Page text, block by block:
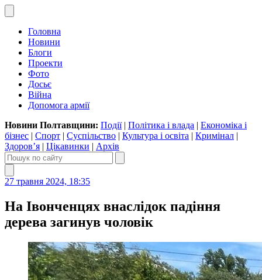
Головна
Новини
Блоги
Проекти
Фото
Досьє
Війна
Допомога армії
Новини Полтавщини: Події| Політика і влада | Економіка і
бізнес | Спорт | Суспільство | Культура і освіта | Кримінал |
Здоров’я | Цікавинки | Архів
27 травня 2024, 18:35
На Івонченцях внаслідок падіння
дерева загинув чоловік